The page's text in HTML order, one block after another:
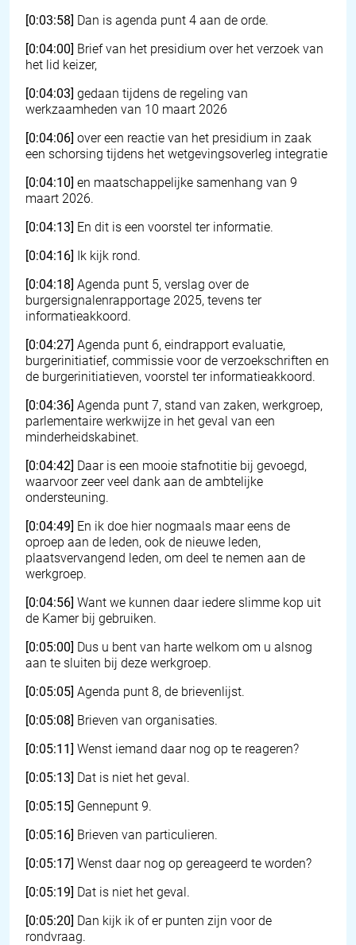
[0:03:58] Dan is agenda punt 4 aan de orde.
[0:04:00] Brief van het presidium over het verzoek van
het lid keizer,
[0:04:03] gedaan tijdens de regeling van
werkzaamheden van 10 maart 2026
[0:04:06] over een reactie van het presidium in zaak
een schorsing tijdens het wetgevingsoverleg integratie
[0:04:10] en maatschappelijke samenhang van 9
maart 2026.
[0:04:13] En dit is een voorstel ter informatie.
[0:04:16] Ik kijk rond.
[0:04:18] Agenda punt 5, verslag over de
burgersignalenrapportage 2025, tevens ter
informatieakkoord.
[0:04:27] Agenda punt 6, eindrapport evaluatie,
burgerinitiatief, commissie voor de verzoekschriften en
de burgerinitiatieven, voorstel ter informatieakkoord.
[0:04:36] Agenda punt 7, stand van zaken, werkgroep,
parlementaire werkwijze in het geval van een
minderheidskabinet.
[0:04:42] Daar is een mooie stafnotitie bij gevoegd,
waarvoor zeer veel dank aan de ambtelijke
ondersteuning.
[0:04:49] En ik doe hier nogmaals maar eens de
oproep aan de leden, ook de nieuwe leden,
plaatsvervangend leden, om deel te nemen aan de
werkgroep.
[0:04:56] Want we kunnen daar iedere slimme kop uit
de Kamer bij gebruiken.
[0:05:00] Dus u bent van harte welkom om u alsnog
aan te sluiten bij deze werkgroep.
[0:05:05] Agenda punt 8, de brievenlijst.
[0:05:08] Brieven van organisaties.
[0:05:11] Wenst iemand daar nog op te reageren?
[0:05:13] Dat is niet het geval.
[0:05:15] Gennepunt 9.
[0:05:16] Brieven van particulieren.
[0:05:17] Wenst daar nog op gereageerd te worden?
[0:05:19] Dat is niet het geval.
[0:05:20] Dan kijk ik of er punten zijn voor de
rondvraag.